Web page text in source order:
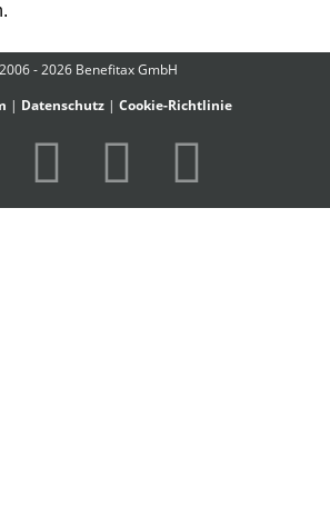
- 2026 Benefitax GmbH
| Datenschutz| Cookie-Richtlinie